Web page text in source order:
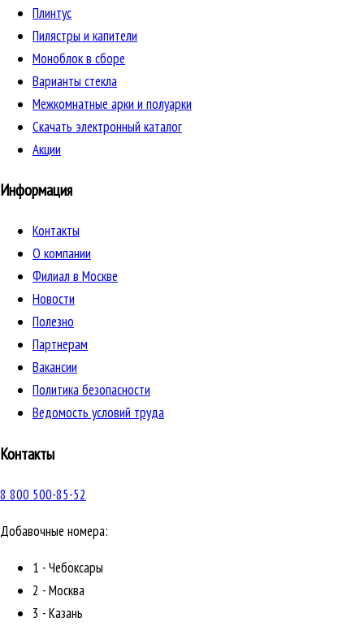
Плинтус
Пилястры и капители
Моноблок в сборе
Варианты стекла
Межкомнатные арки и полуарки
Скачать электронный каталог
Акции
Информация
Контакты
О компании
Филиал в Москве
Новости
Полезно
Партнерам
Вакансии
Политика безопасности
Ведомость условий труда
Контакты
8 800 500-85-52
Добавочные номера:
1 - Чебоксары
2 - Москва
3 - Казань